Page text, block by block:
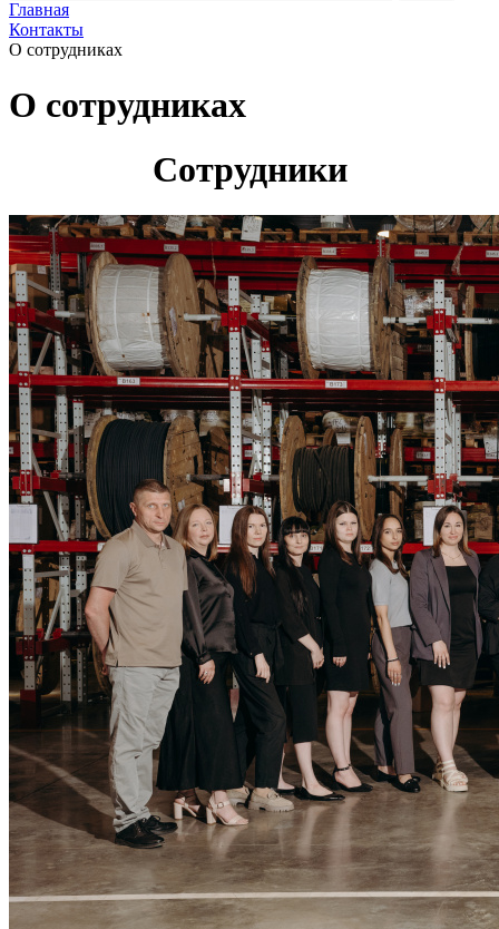
Главная
Контакты
О сотрудниках
О сотрудниках
Сотрудники